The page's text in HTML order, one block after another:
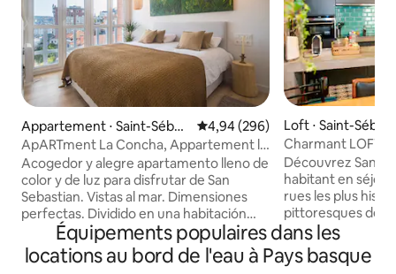
Appartement ⋅ Saint-Sébas
tien
Évaluation moyenne sur la
4,94 (296)
ApARTment La Concha, Appartement la
concha studio
Acogedor y alegre apartamento lleno de
color y de luz para disfrutar de San
Sebastian. Vistas al mar. Dimensiones
perfectas. Dividido en una habitación
espaciosa y con buenos armarios, un
salón comedor amplio con un sofá super
cómodo y cuadros modernos, una
Loft ⋅ Saint-
Charmant LOFT
Donostia
Découvrez San
habitant en
rues les plus
pittoresques de la
Agosto, en plein
San Sebastián. Ce loft spacieux
(85 mètres
Équipements populaires dans les
locations au bord de l'eau à Pays basque